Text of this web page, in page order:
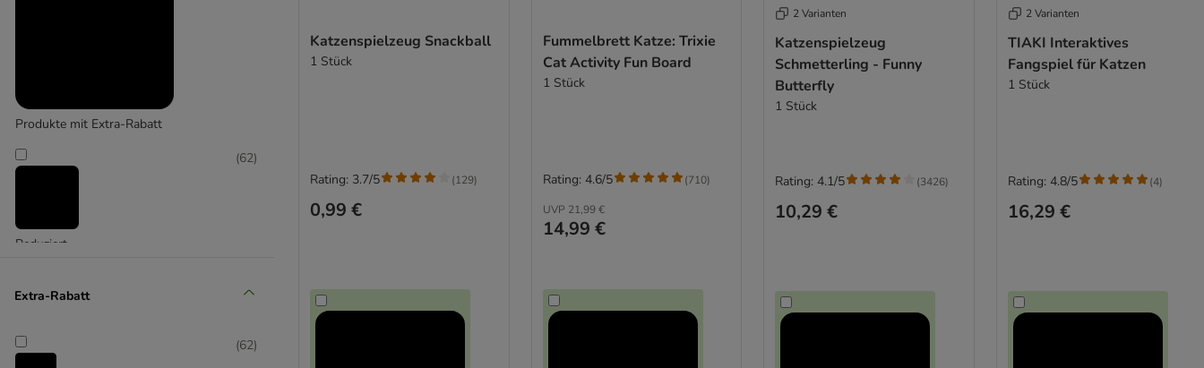
Produkte mit Extra-Rabatt
Reduziert
(62)
Extra-Rabatt
(62)
Katzenspielzeug Snackball
1 Stück
0,99 €
Rating: 3.7/5 (129)
Fummelbrett Katze: Trixie
Cat Activity Fun Board
1 Stück
UVP 21,99 €
14,99 €
Rating: 4.6/5 (710)
2 Varianten
Katzenspielzeug
Schmetterling - Funny
Butterfly
1 Stück
10,29 €
Rating: 4.1/5 (3426)
2 Varianten
TIAKI Interaktives
Fangspiel für Katzen
1 Stück
16,29 €
Rating: 4.8/5 (4)